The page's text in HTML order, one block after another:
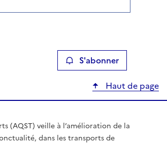
S'abonner
Haut de page
(AQST) veille à l’amélioration de la
dans les transports de